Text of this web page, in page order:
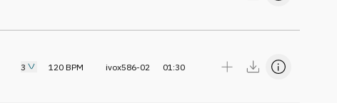
3 120 BPM ivox586-02 01:30